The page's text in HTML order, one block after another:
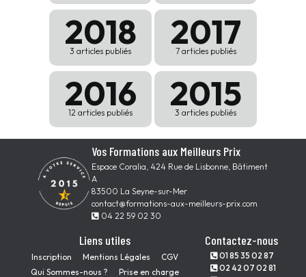
2018
3 articles publiés 2017
7 articles publiés
2016
12 articles publiés 2015
3 articles publiés
Vos Formations aux Meilleurs Prix
Espace Coralia, 424 Rue de Lisbonne, Bâtiment
A
83500 La Seyne-sur-Mer
contact@formations-aux-meilleurs-prix.com
04 22 59 02 30
Liens utiles
Inscription Mentions Légales
CGV
Qui Sommes-nous ?
Prise en charge
Contactez-nous
01 85 35 02 87
02 42 07 02 81